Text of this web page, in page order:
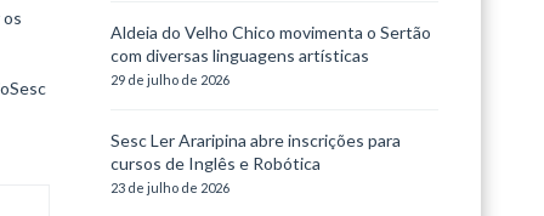
Aldeia do Velho Chico movimenta o Sertão
com diversas linguagens artísticas
29 de julho de 2026
Sesc Ler Araripina abre inscrições para
cursos de Inglês e Robótica
23 de julho de 2026